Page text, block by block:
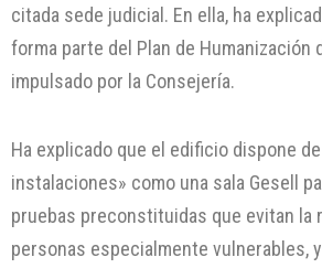
citada sede judicial. En ella, ha
forma parte del Plan de Humanización
impulsado por la Consejería.
Ha explicado que el edificio dispone
instalaciones» como una sala Gesell
pruebas preconstituidas que evitan la
personas especialmente vulnerables,